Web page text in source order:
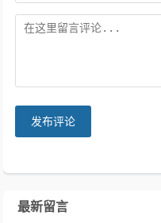
发布评论
最新留言